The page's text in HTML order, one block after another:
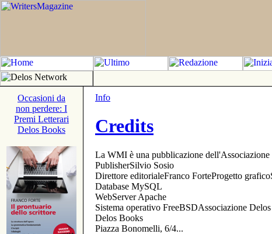
Occasioni da
non perdere: I
Premi Letterari
Delos Books
Info
Credits
La WMI è una pubblicazione
PublisherSilvio Sosio
Direttore editorialeFranco ForteProgetto
Database MySQL
WebServer Apache
Sistema operativo FreeBSDAssociazione
Delos Books
Piazza Bonomelli, 6/4...